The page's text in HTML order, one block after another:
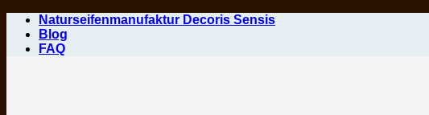
Zum
Inhalt
springen
Naturseifenmanufaktur Decoris Sensis
Blog
FAQ